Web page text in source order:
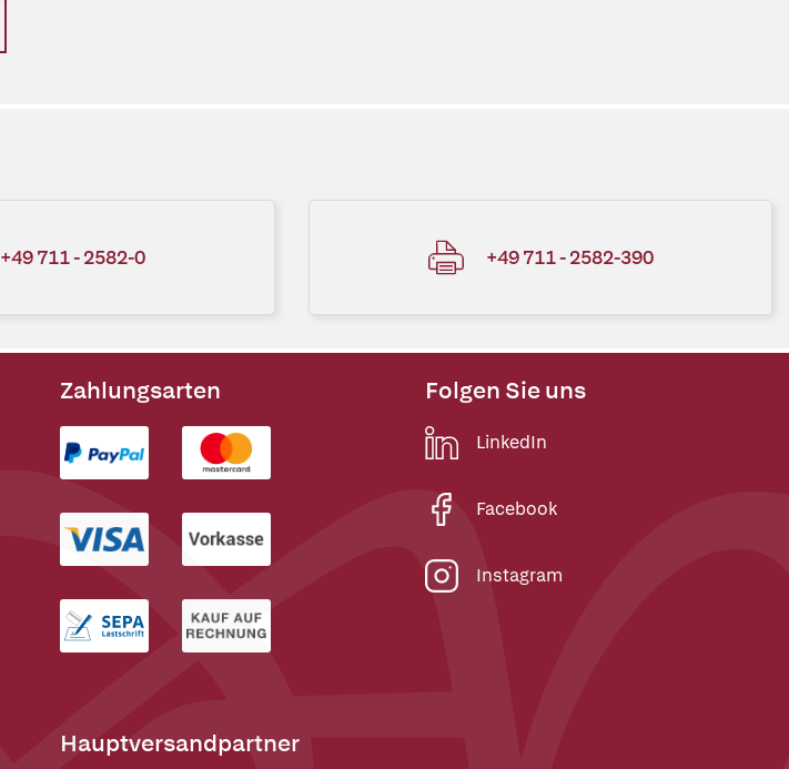
+49 711 - 2582-0 +49 711 - 2582-390
Zahlungsarten
Hauptversandpartner
Folgen Sie uns
LinkedIn
Facebook
Instagram